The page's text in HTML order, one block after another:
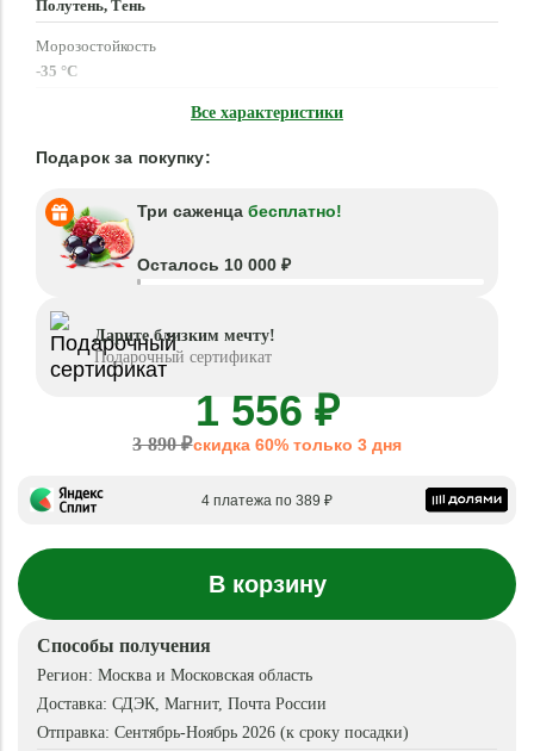
Полутень, Тень
Морозостойкость
-35 °C
Все характеристики
Подарок за покупку:
Три саженца бесплатно!
Осталось 10 000 ₽
Дарите близким мечту!
Подарочный сертификат
1 556 ₽
3 890 ₽скидка 60% только 3 дня
4 платежа по 389 ₽
В корзину
Способы получения
Регион: Москва и Московская область
Доставка: СДЭК, Магнит, Почта России
Отправка: Сентябрь-Ноябрь 2026 (к сроку посадки)